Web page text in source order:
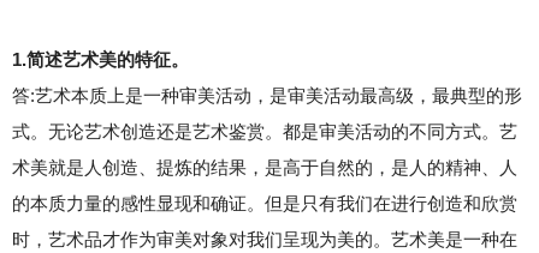
1.简述艺术美的特征。
答:艺术本质上是一种审美活动，是审美活动最高级，最典型的形
式。无论艺术创造还是艺术鉴赏。都是审美活动的不同方式。艺
术美就是人创造、提炼的结果，是高于自然的，是人的精神、人
的本质力量的感性显现和确证。但是只有我们在进行创造和欣赏
时，艺术品才作为审美对象对我们呈现为美的。艺术美是一种在